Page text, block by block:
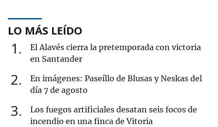
LO MÁS LEÍDO
1
El Alavés cierra la pretemporada con victoria
en Santander
2
En imágenes: Paseíllo de Blusas y Neskas del
día 7 de agosto
3
Los fuegos artificiales desatan seis focos de
incendio en una finca de Vitoria